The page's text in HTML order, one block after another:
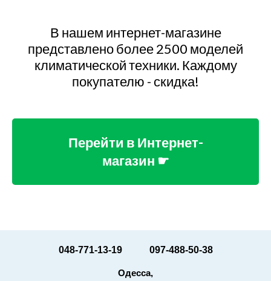
В нашем интернет-магазине
представлено более 2500 моделей
климатической техники. Каждому
покупателю - скидка!
Перейти в Интернет-
магазин ☛
Одесса,
097-488-50-38
048-771-13-19